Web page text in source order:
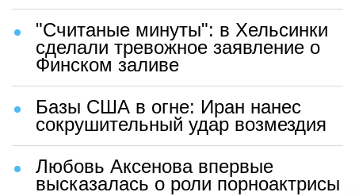
"Считаные минуты": в Хельсинки
сделали тревожное заявление о
Финском заливе
Базы США в огне: Иран нанес
сокрушительный удар возмездия
Любовь Аксенова впервые
высказалась о роли порноактрисы